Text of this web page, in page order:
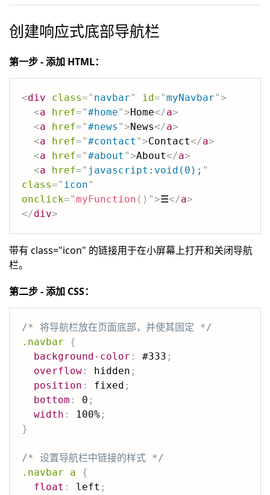
创建响应式底部导航栏
第一步 - 添加 HTML：
<div class=" navbar" id="myNavbar">
<a href="#home">Home</a>
<a href="#news ">News</a>
<a href="#contact ">Contact</a>
<a href="#about ">About</a>
<a href=" javascript:void(0); "
class=" icon"
onclick="myFunction ( ) ">☰</a>
</div>
带有 class="icon" 的链接用于在小屏幕上打开和关闭导航
栏。
第二步 - 添加 CSS：
/* 将导航栏放在页面底部，并使其固定 */
.navbar
{
background-color : #333 ;
overflow : hidden ;
position : fixed ;
bottom : 0 ;
width : 100% ;
}
/* 设置导航栏中链接的样式 */
.navbar a
{
float : left ;